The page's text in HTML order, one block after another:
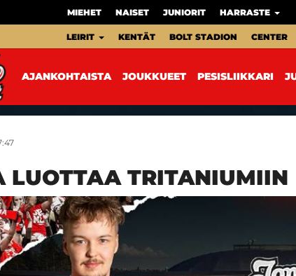
MIEHET NAISET JUNIORIT HARRASTE
LEIRIT KENTÄT BOLT STADION CENTER
AJANKOHTAISTA JOUKKUEET PESISLIIKKARI
LUOTTAA TRITANIUMIIN